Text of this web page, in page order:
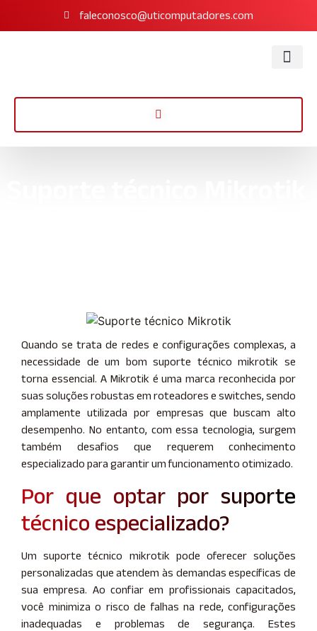
faleconosco@uticomputadores.com
Quando se trata de redes e configurações complexas, a
necessidade de um bom suporte técnico mikrotik se
torna essencial. A Mikrotik é uma marca reconhecida por
suas soluções robustas em roteadores e switches, sendo
amplamente utilizada por empresas que buscam alto
desempenho. No entanto, com essa tecnologia, surgem
também desafios que requerem conhecimento
especializado para garantir um funcionamento otimizado.
Por que optar por suporte
técnico especializado?
Um suporte técnico mikrotik pode oferecer soluções
personalizadas que atendem às demandas específicas de
sua empresa. Ao confiar em profissionais capacitados,
você minimiza o risco de falhas na rede, configurações
inadequadas e problemas de segurança. Estes